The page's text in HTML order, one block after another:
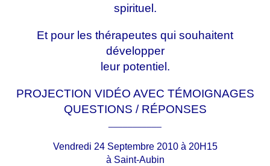
spirituel.
Et pour les thérapeutes qui souhaitent
développer
leur potentiel.
PROJECTION VIDÉO AVEC TÉMOIGNAGES
QUESTIONS / RÉPONSES
Vendredi 24 Septembre 2010 à 20H15
à Saint-Aubin